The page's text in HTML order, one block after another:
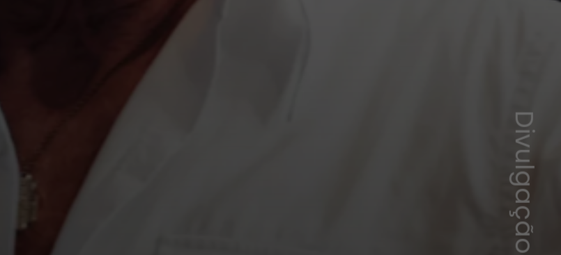
Divulgação